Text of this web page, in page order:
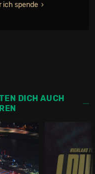
ich spende
DICH AUCH